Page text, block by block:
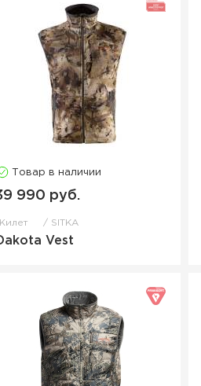
Товар в наличии
990 руб.
SITKA
Vest